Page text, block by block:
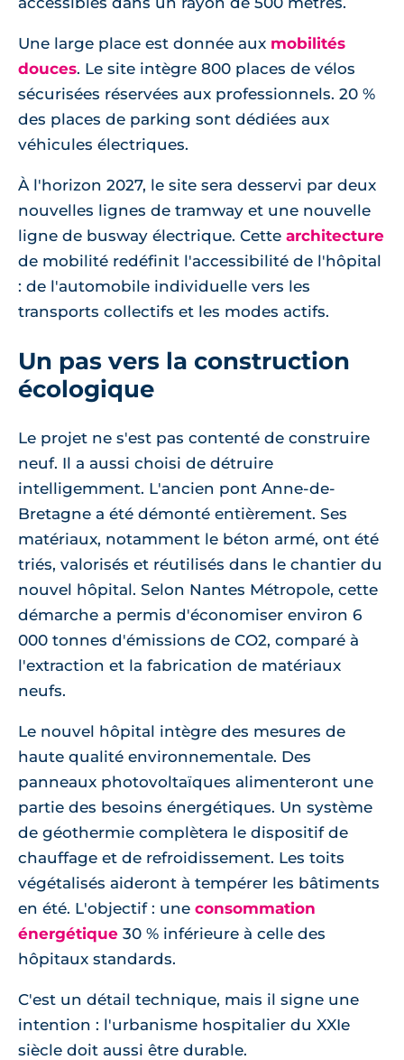
Une large place est donnée aux mobilités
douces. Le site intègre 800 places de vélos
sécurisées réservées aux professionnels. 20 %
des places de parking sont dédiées aux
véhicules électriques.
À l'horizon 2027, le site sera desservi par deux
nouvelles lignes de tramway et une nouvelle
ligne de busway électrique. Cette architecture
de mobilité redéfinit l'accessibilité de l'hôpital
: de l'automobile individuelle vers les
transports collectifs et les modes actifs.
Un pas vers la construction
écologique
Le projet ne s'est pas contenté de construire
neuf. Il a aussi choisi de détruire
intelligemment. L'ancien pont Anne-de-
Bretagne a été démonté entièrement. Ses
matériaux, notamment le béton armé, ont été
triés, valorisés et réutilisés dans le chantier du
nouvel hôpital. Selon Nantes Métropole, cette
démarche a permis d'économiser environ 6
000 tonnes d'émissions de CO2, comparé à
l'extraction et la fabrication de matériaux
neufs.
Le nouvel hôpital intègre des mesures de
haute qualité environnementale. Des
panneaux photovoltaïques alimenteront une
partie des besoins énergétiques. Un système
de géothermie complètera le dispositif de
chauffage et de refroidissement. Les toits
végétalisés aideront à tempérer les bâtiments
en été. L'objectif : une consommation
énergétique 30 % inférieure à celle des
hôpitaux standards.
C'est un détail technique, mais il signe une
intention : l'urbanisme hospitalier du XXIe
siècle doit aussi être durable.